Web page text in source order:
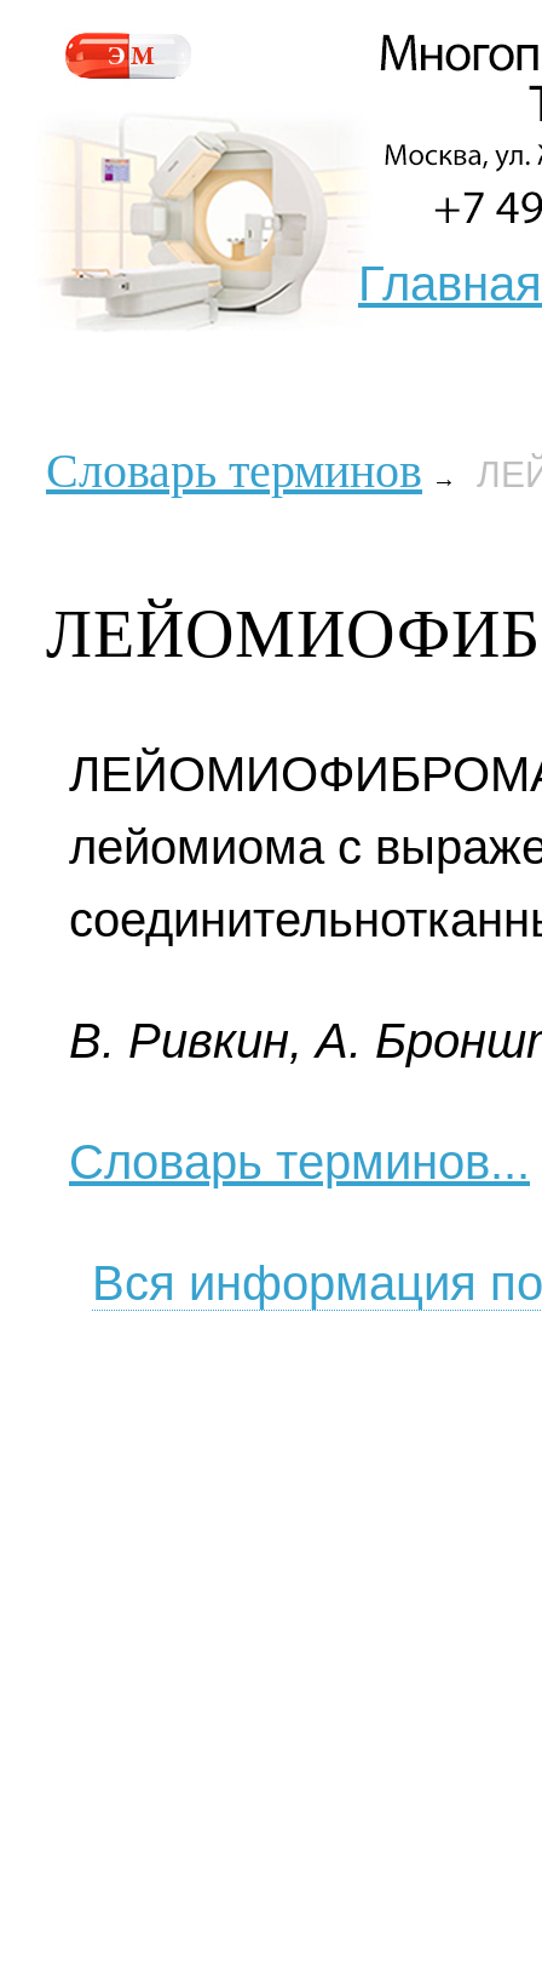
Главная
Словарь терминов →
лейомиома с
B. Pивкин, A.
Словарь терминов...
Вся информация